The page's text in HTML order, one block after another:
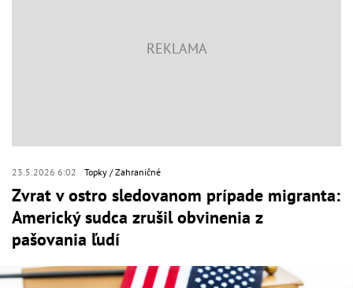
23.5.2026 6:02 Topky Zahraničné
Zvrat v ostro sledovanom prípade migranta:
Americký sudca zrušil obvinenia z
pašovania ľudí